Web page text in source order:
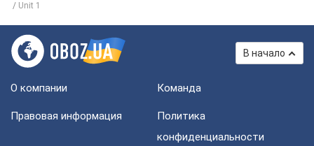
Unit 1
В начало
О компании Команда
Правовая информация
Политика
конфиденциальности